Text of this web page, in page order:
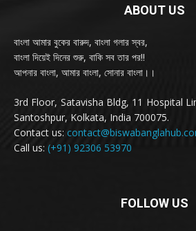
ABOUT US
বাংলা আমার বুকের বারুদ, বাংলা গলার স্বর,
বাংলা দিয়েই দিনের শুরু, বাকি সব তার পর!!
আপনার বাংলা, আমার বাংলা, সোনার বাংলা।।
3rd Floor, Satavisha Bldg, 11 Hospital
Santoshpur, Kolkata, India 700075.
Contact us:
Call us: (+91) 92306 53970
FOLLOW US